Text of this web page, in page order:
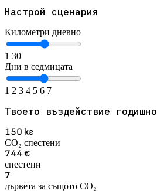
Настрой сценария
Километри дневно
1 30
Дни в седмицата
1 2 3 4 5 6 7
Твоето въздействие годишно
150 кг
CO₂ спестени
744 €
спестени
7
дървета за същото CO₂